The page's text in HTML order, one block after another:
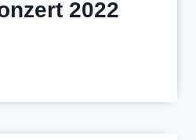
2022